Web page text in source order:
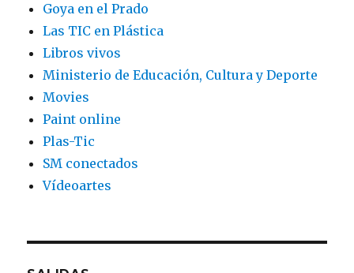
Goya en el Prado
Las TIC en Plástica
Libros vivos
Ministerio de Educación, Cultura y Deporte
Movies
Paint online
Plas-Tic
SM conectados
Vídeoartes